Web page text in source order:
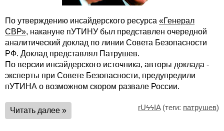
По утверждению инсайдерского ресурса «Генерал
СВР», накануне пУТИНУ был представлен очередной
аналитический доклад по линии Совета Безопасности
РФ. Доклад представлял Патрушев.
По версии инсайдерского источника, авторы доклада -
эксперты при Совете Безопасности, предупредили
пУТИНА о возможном скором развале России.
Читать далее » rUϟϟIA(теги: патрушев)